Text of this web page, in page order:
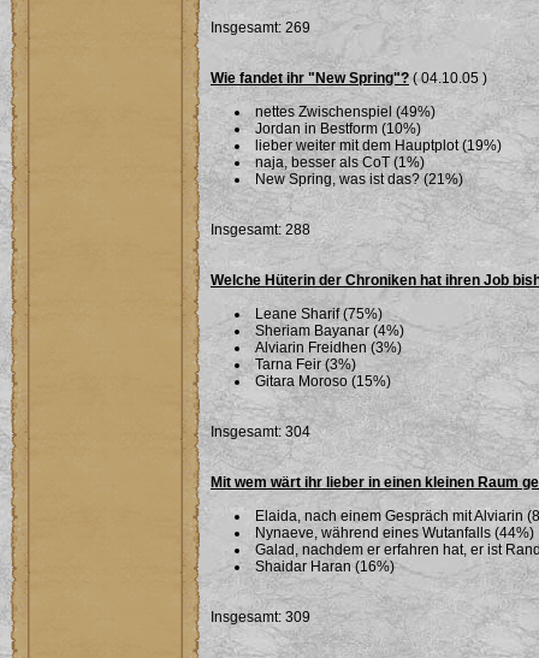
Insgesamt: 269
Wie fandet ihr "New Spring"?( 04.10.05 )
nettes Zwischenspiel (49%)
Jordan in Bestform (10%)
lieber weiter mit dem Hauptplot (19%)
naja, besser als CoT (1%)
New Spring, was ist das? (21%)
Insgesamt: 288
Welche Hüterin der Chroniken hat ihren Job
Leane Sharif (75%)
Sheriam Bayanar (4%)
Alviarin Freidhen (3%)
Tarna Feir (3%)
Gitara Moroso (15%)
Insgesamt: 304
Mit wem wärt ihr lieber in einen kleinen Raum
Elaida, nach einem Gespräch mit Alviarin
Nynaeve, während eines Wutanfalls (44%)
Galad, nachdem er erfahren hat, er ist
Shaidar Haran (16%)
Insgesamt: 309